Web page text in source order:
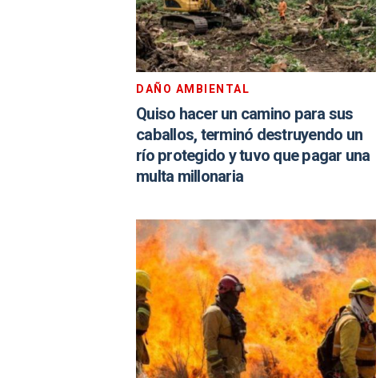
DAÑO AMBIENTAL
Quiso hacer un camino para sus
caballos, terminó destruyendo un
río protegido y tuvo que pagar una
multa millonaria